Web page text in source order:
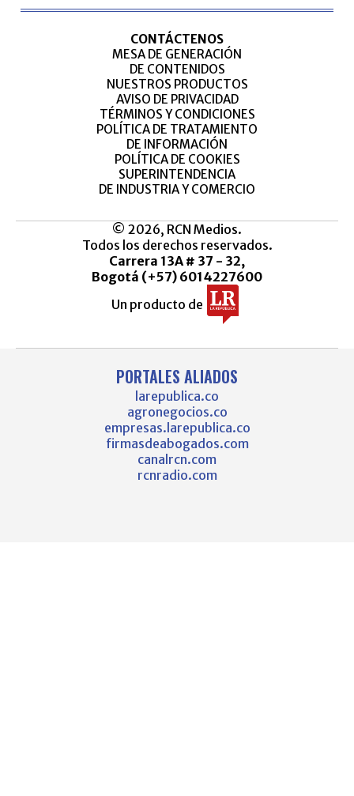
CONTÁCTENOS
MESA DE GENERACIÓN
DE CONTENIDOS
NUESTROS PRODUCTOS
AVISO DE PRIVACIDAD
TÉRMINOS Y CONDICIONES
POLÍTICA DE TRATAMIENTO
DE INFORMACIÓN
POLÍTICA DE COOKIES
SUPERINTENDENCIA
DE INDUSTRIA Y COMERCIO
© 2026, RCN Medios.
Todos los derechos reservados.
Carrera 13A # 37 - 32,
Bogotá (+57) 6014227600
Un producto de
PORTALES ALIADOS
larepublica.co
agronegocios.co
empresas.larepublica.co
firmasdeabogados.com
canalrcn.com
rcnradio.com